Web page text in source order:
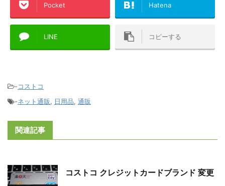
Pocket Hatena
LINE コピーする
-コストコ
-ネット通販, 日用品, 通販
関連記事
コストコ クレジットカードブランド 変更